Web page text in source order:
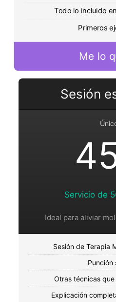
Todo lo incluido
Primeros
Me lo
Sesión
Servicio de
Ideal para aliviar
Sesión de Terapia
Punción
Otras técnicas
Explicación